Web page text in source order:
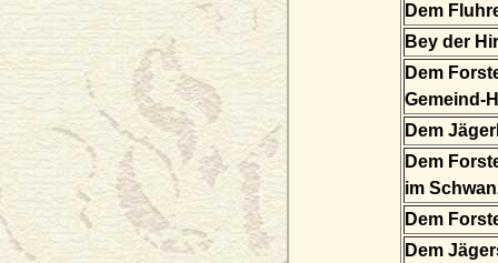
Dem
Bey der
Dem
Gemeind-
Dem
Dem
im
Dem
Dem